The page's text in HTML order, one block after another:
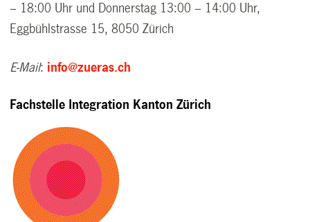
– 18:00 Uhr und Donnerstag 13:00 – 14:00 Uhr,
Eggbühlstrasse 15, 8050 Zürich
E-Mail: info@zueras.ch
Fachstelle Integration Kanton Zürich